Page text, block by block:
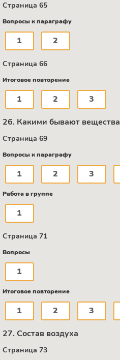
Страница 65
Вопросы к параграфу
1 2
Страница 66
Итоговое повторение
1 2 3
26. Какими бывают вещества
Страница 69
Вопросы к параграфу
1 2 3
Работа в группе
1
Страница 71
Вопросы
1
Итоговое повторение
1 2 3
27. Состав воздуха
Страница 73